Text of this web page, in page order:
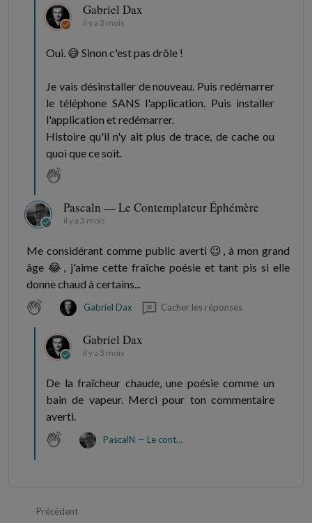
Gabriel Dax
il y a 3 mois
Oui. 😅 Sinon c'est pas drôle !
Je vais désinstaller de nouveau. Puis redémarrer
le téléphone SANS l'application. Puis installer
l'application et redémarrer.
Histoire qu'il n'y ait plus de trace, de cache ou
quoi que ce soit.
Pascaln — Le Contemplateur Éphémère
il y a 3 mois
Me considérant comme public averti 😉, à mon grand
âge 😂, j'aime cette fraîche poésie et tant pis si elle
donne chaud à certains...
Gabriel Dax Cacher les réponses
Gabriel Dax
il y a 3 mois
De la fraîcheur chaude, une poésie comme un
bain de vapeur. Merci pour ton commentaire
averti.
PascalN — Le contemplateur éphémère
Précédent